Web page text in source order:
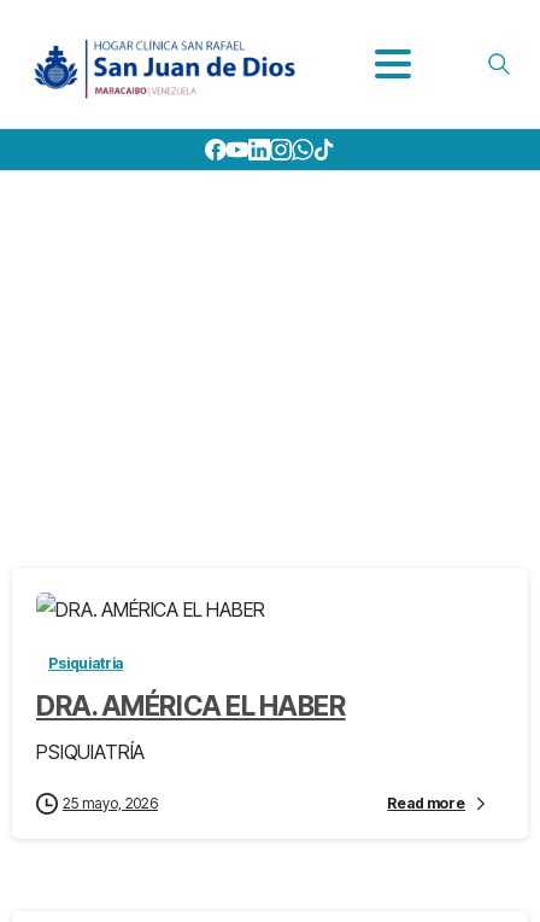
Psiquiatria
DRA. AMÉRICA EL HABER
PSIQUIATRÍA
25 mayo, 2026 Read more